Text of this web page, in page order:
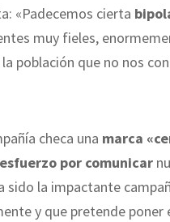
«Padecemos cierta
muy fieles,
población que no nos
checa una marca
esfuerzo por comunicar
sido la impactante
y que pretende poner